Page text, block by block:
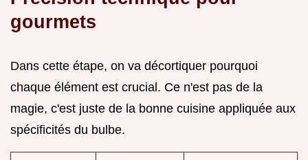
gourmets
Dans cette étape, on va décortiquer pourquoi
chaque élément est crucial. Ce n'est pas de la
magie, c'est juste de la bonne cuisine appliquée aux
spécificités du bulbe.